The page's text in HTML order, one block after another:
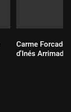
Carme
d'Inés Arrimadas